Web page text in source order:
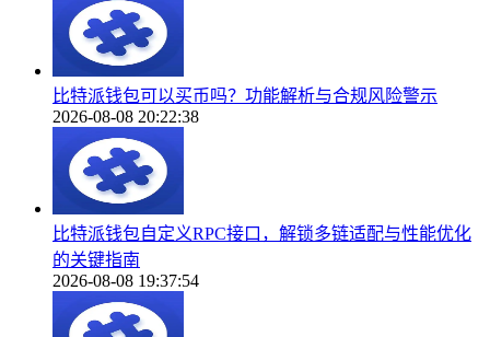
比特派钱包可以买币吗？功能解析与合规风险警示
2026-08-08 20:22:38
比特派钱包自定义RPC接口，解锁多链适配与性能优化
的关键指南
2026-08-08 19:37:54